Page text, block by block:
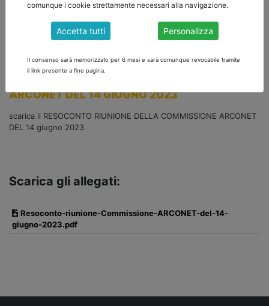
home documenti pubblici arconet/torna indietro
DOCUMENTI PUBBLICI
ARCONET DEL 14 GIUGNO 2023
scarica il RESOCONTO RIUNIONE DELLA COMMISSIONE ARCONET
DEL 14 giugno 2023
Scarica gli allegati:
Resoconto-riunione-Commissione-ARCONET-del-14-
giugno-2023.pdf
comunque i cookie strettamente necessari alla navigazione.
Accetta tutti Personalizza
Il consenso sarà memorizzato per 6 mesi e sarà comunque revocabile tramite
il link presente a fine pagina.